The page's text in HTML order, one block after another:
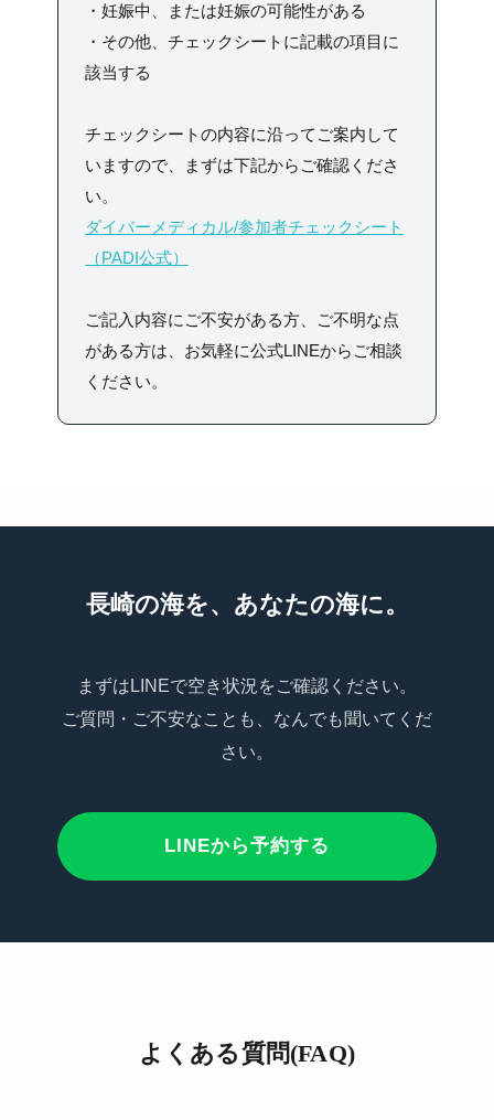
・妊娠中、または妊娠の可能性がある
・その他、チェックシートに記載の項目に
該当する
チェックシートの内容に沿ってご案内して
いますので、まずは下記からご確認くださ
い。
ダイバーメディカル/参加者チェックシート
（PADI公式）
ご記入内容にご不安がある方、ご不明な点
がある方は、お気軽に公式LINEからご相談
ください。
長崎の海を、あなたの海に。
まずはLINEで空き状況をご確認ください。
ご質問・ご不安なことも、なんでも聞いてくだ
さい。
LINEから予約する
よくある質問(FAQ)